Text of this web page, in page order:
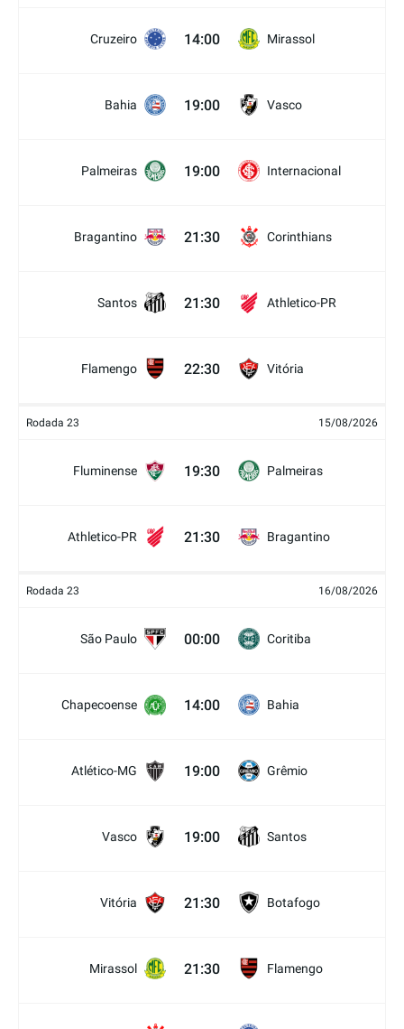
Cruzeiro 14:00 Mirassol
Bahia 19:00 Vasco
Palmeiras 19:00 Internacional
Bragantino 21:30 Corinthians
Santos 21:30 Athletico-PR
Flamengo 22:30 Vitória
Rodada 23 15/08/2026
Fluminense 19:30 Palmeiras
Athletico-PR 21:30 Bragantino
Rodada 23 16/08/2026
São Paulo 00:00 Coritiba
Chapecoense 14:00 Bahia
Atlético-MG 19:00 Grêmio
Vasco 19:00 Santos
Vitória 21:30 Botafogo
Mirassol 21:30 Flamengo